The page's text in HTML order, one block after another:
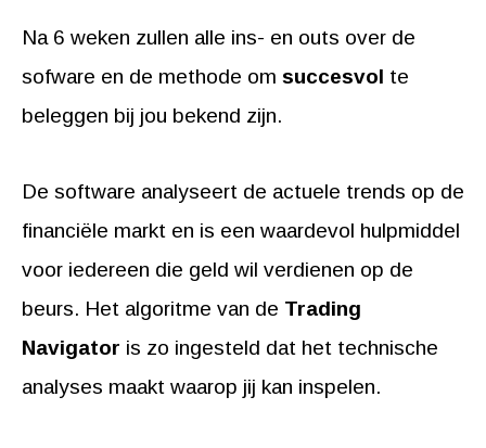
Na 6 weken zullen alle ins- en outs over de
sofware en de methode om succesvol te
beleggen bij jou bekend zijn.
De software analyseert de actuele trends op de
financiële markt en is een waardevol hulpmiddel
voor iedereen die geld wil verdienen op de
beurs. Het algoritme van de Trading
Navigator is zo ingesteld dat het technische
analyses maakt waarop jij kan inspelen.